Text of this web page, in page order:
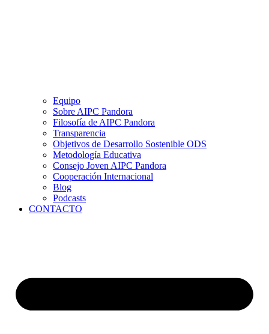
Equipo
Sobre AIPC Pandora
Filosofía de AIPC Pandora
Transparencia
Objetivos de Desarrollo Sostenible ODS
Metodología Educativa
Consejo Joven AIPC Pandora
Cooperación Internacional
Blog
Podcasts
CONTACTO